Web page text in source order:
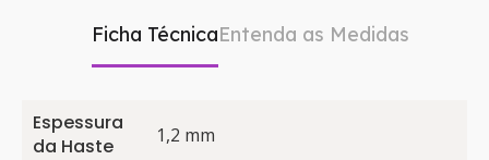
Ficha TécnicaEntenda as Medidas
Espessura
da Haste
1,2 mm